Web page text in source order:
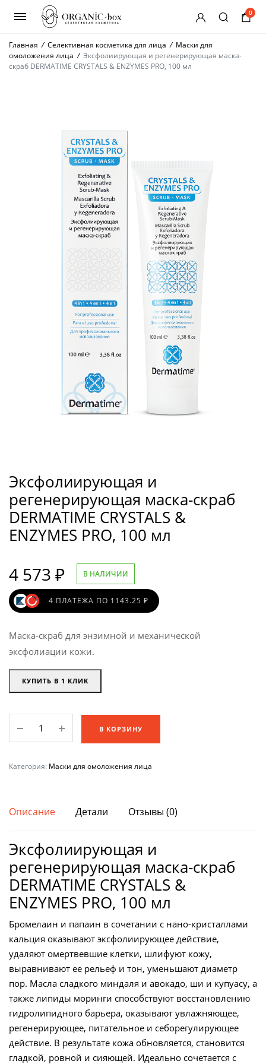
0
Главная / Селективная косметика для лица / Маски для
омоложения лица / Эксфолиирующая и регенерирующая маска-
скраб DERMATIME CRYSTALS & ENZYMES PRO, 100 мл
Эксфолиирующая и
регенерирующая маска-скраб
DERMATIME CRYSTALS &
ENZYMES PRO, 100 мл
4 573 ₽ В НАЛИЧИИ
4 ПЛАТЕЖА ПО 1143.25 ₽
Маска-скраб для энзимной и механической
эксфолиации кожи.
КУПИТЬ В 1 КЛИК
маска-
PRO,
100
мл
количество
В КОРЗИНУ
Категория: Маски для омоложения лица
Описание Детали Отзывы (0)
Эксфолиирующая и
регенерирующая маска-скраб
DERMATIME CRYSTALS &
ENZYMES PRO, 100 мл
Бромелаин и папаин в сочетании с нано-кристаллами
кальция оказывают эксфолиирующее действие,
удаляют омертвевшие клетки, шлифуют кожу,
выравнивают ее рельеф и тон, уменьшают диаметр
пор. Масла сладкого миндаля и авокадо, ши и купуасу, а
также липиды моринги способствуют восстановлению
гидролипидного барьера, оказывают увлажняющее,
регенерирующее, питательное и себорегулирующее
действие. В результате кожа обновляется, становится
гладкой, ровной и сияющей. Идеально сочетается с